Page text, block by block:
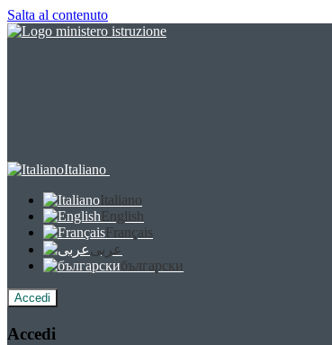
Salta al contenuto
Italiano
Italiano
English
Français
عربى
български
Accedi
Accedi